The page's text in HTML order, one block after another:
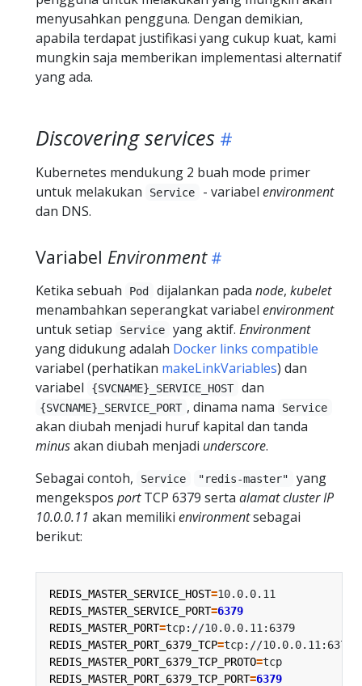
menyusahkan pengguna. Dengan demikian,
apabila terdapat justifikasi yang cukup kuat, kami
mungkin saja memberikan implementasi alternatif
yang ada.
Discovering services
Kubernetes mendukung 2 buah mode primer
untuk melakukan
Service - variabel environment
dan DNS.
Variabel Environment
Ketika sebuah Pod dijalankan pada node, kubelet
menambahkan seperangkat variabel environment
untuk setiap
Service yang aktif. Environment
yang didukung adalah Docker links compatible
variabel (perhatikan makeLinkVariables) dan
variabel
{SVCNAME}_SERVICE_HOST dan
{SVCNAME}_SERVICE_PORT , dinama nama Service
akan diubah menjadi huruf kapital dan tanda
minusakan diubah menjadi underscore.
Sebagai contoh,
Service "redis-master"
yang
mengekspos portTCP 6379 serta alamatcluster IP
10.0.0.11 akan memiliki environmentsebagai
berikut:
REDIS_MASTER_SERVICE_HOST=
REDIS_MASTER_SERVICE_PORT=6379
REDIS_MASTER_PORT=
REDIS_MASTER_PORT_6379_TCP=
REDIS_MASTER_PORT_6379_TCP_PROTO=
REDIS_MASTER_PORT_6379_TCP_PORT=6379